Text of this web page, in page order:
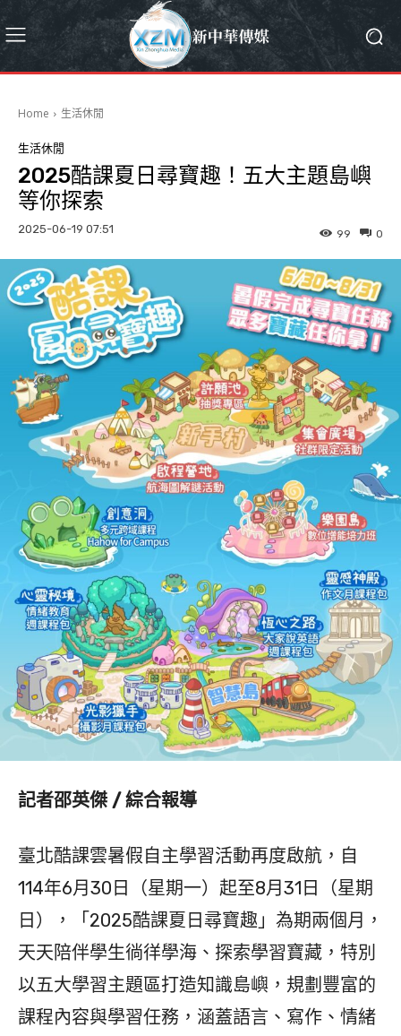
Home 生活休閒
生活休閒
2025酷課夏日尋寶趣！五大主題島嶼
等你探索
2025-06-19 07:51 0
99
記者邵英傑 / 綜合報導
臺北酷課雲暑假自主學習活動再度啟航，自
114年6月30日（星期一）起至8月31日（星期
日），「2025酷課夏日尋寶趣」為期兩個月，
天天陪伴學生徜徉學海、探索學習寶藏，特別
以五大學習主題區打造知識島嶼，規劃豐富的
課程內容與學習任務，涵蓋語言、寫作、情緒